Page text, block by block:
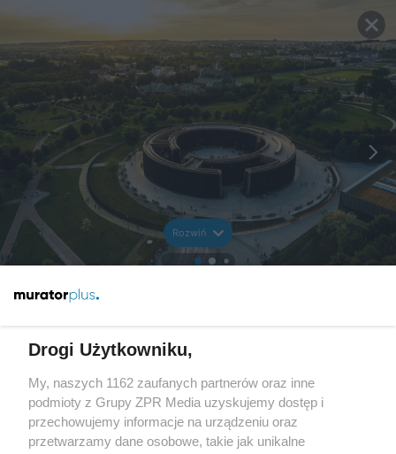
Rozwiń
Drogi Użytkowniku,
My, naszych 1162 zaufanych partnerów oraz inne
podmioty z Grupy ZPR Media uzyskujemy dostęp i
przechowujemy informacje na urządzeniu oraz
przetwarzamy dane osobowe, takie jak unikalne